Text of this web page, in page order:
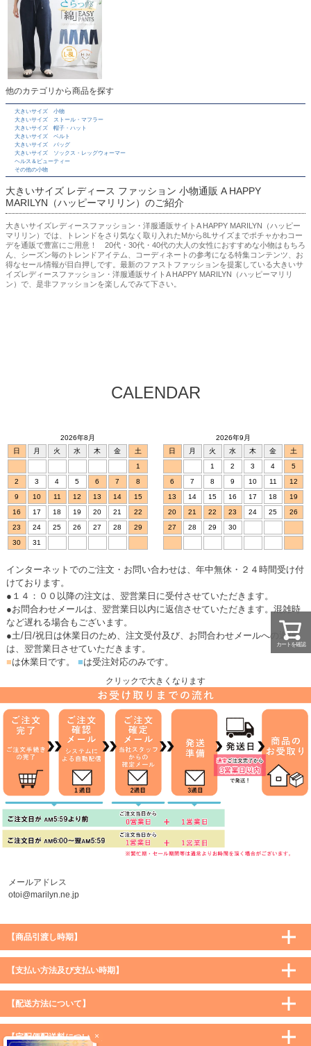
×
他のカテゴリから商品を探す
大きいサイズ 小物
大きいサイズ ストール・マフラー
大きいサイズ 帽子・ハット
大きいサイズ ベルト
大きいサイズ バッグ
大きいサイズ ソックス・レッグウォーマー
ヘルス＆ビューティー
その他の小物
大きいサイズ レディース ファッション 小物通販 A HAPPY
MARILYN（ハッピーマリリン）のご紹介
大きいサイズレディースファッション・洋服通販サイトA HAPPY MARILYN（ハッピー
マリリン）では、トレンドをさり気なく取り入れたMから8Lサイズまでポチャかわコー
デを通販で豊富にご用意！ 20代・30代・40代の大人の女性におすすめな小物はもちろ
ん、シーズン毎のトレンドアイテム、コーディネートの参考になる特集コンテンツ、お
得なセール情報が目白押しです。最新のファストファッションを提案している大きいサ
イズレディースファッション・洋服通販サイトA HAPPY MARILYN（ハッピーマリリ
ン）で、是非ファッションを楽しんでみて下さい。
カートを確認
CALENDAR
2026年8月
日
月 火 水 木 金
土
1
2
3 4 5 6 7
8
9
10 11 12 13 14
15
16
17 18 19 20 21
22
23
24 25 26 27 28
29
30
31
2026年9月
日
月 火 水 木 金
土
1
2 3 4
5
6
7 8 9 10 11
12
13
14 15 16 17 18
19
20
21 22 23 24 25
26
27
28 29 30
インターネットでのご注文・お問い合わせは、年中無休・２４時間受け付
けております。
●１４：００以降の注文は、翌営業日に受付させていただきます。
●お問合わせメールは、翌営業日以内に返信させていただきます。混雑時
など遅れる場合もございます。
●土/日/祝日は休業日のため、注文受付及び、お問合わせメールへの返信
は、翌営業日させていただきます。
■は休業日です。 ■は受注対応のみです。
クリックで大きくなります
メールアドレス
otoi@marilyn.ne.jp
【商品引渡し時期】
【支払い方法及び支払い時期】
【配送方法について】
【宅配便配送料について】